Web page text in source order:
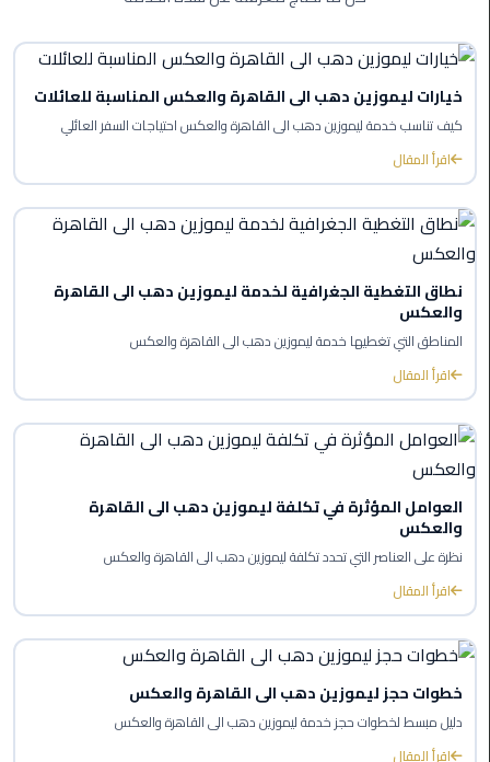
ليموزين
ليموزين
6
اكتوبر
الخط
الساخن
ليموزين
العاصمة
ليموزين
الخط
الساخن
تاكسى
ليموزين
مصر
خدمة
VIP
ايجار
سيارات
في
مصر
خيارات ليموزين دهب الى القاهرة والعكس المناسبة للعائلات
كيف تناسب خدمة ليموزين دهب الى القاهرة والعكس احتياجات السفر العائلي
اقرأ المقال
نطاق التغطية الجغرافية لخدمة ليموزين دهب الى القاهرة
والعكس
المناطق التي تغطيها خدمة ليموزين دهب الى القاهرة والعكس
اقرأ المقال
العوامل المؤثرة في تكلفة ليموزين دهب الى القاهرة
والعكس
نظرة على العناصر التي تحدد تكلفة ليموزين دهب الى القاهرة والعكس
اقرأ المقال
خطوات حجز ليموزين دهب الى القاهرة والعكس
دليل مبسط لخطوات حجز خدمة ليموزين دهب الى القاهرة والعكس
اقرأ المقال